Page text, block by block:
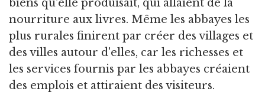
biens qu'elle produisait, qui allaient de la
nourriture aux livres. Même les abbayes les
plus rurales finirent par créer des villages et
des villes autour d'elles, car les richesses et
les services fournis par les abbayes créaient
des emplois et attiraient des visiteurs.